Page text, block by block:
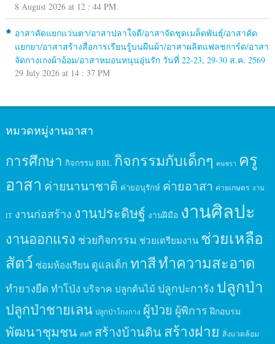
8 August 2026 at 12 : 44 PM
อาสาคัดแยกแว่นตา/อาสาปลาใจดี/อาสาจัดชุดเมล็ดพันธุ์/อาสาคัด
แยกยา/อาสาสร้างสื่อการเรียนรู้บนผืนผ้า/อาสาผลิตแฟลชการ์ด/อาสา
จัดกางเกงผ้าอ้อม/อาสาหมอนหนุนอุ่นรัก วันที่ 22-23, 29-30 ส.ค. 2569
29 July 2026 at 14 : 37 PM
หมวดหมู่งานอาสา
การศึกษา กิจกรรม BBL กิจกรรมกับเด็กๆ คนชรา ครู
อาสา ค่ายนานาชาติ ค่ายอนุรักษ์ ค่ายอาสา ค่ายเกษตร งาน
IT งานก่อสร้าง งานประดิษฐ์ งานฝีมือ งานศิลปะ
งานออกแรง ช่วยกิจกรรม ช่วยเตรียมงาน ช่วยเหลือ
สัตว์ ซ่อมห้องเรียน ดูแลเด็ก ทาสีทำความสะอาด
ทำยางยืด ทำโป่ง บริจาค ปลูกต้นไม้ ปลูกปะการัง ปลูกป่า
ปลูกป่าชายเลน ปลูกป่าโกงกาง ผู้ป่วย ผู้พิการ ฝึกอบรม
พัฒนาชุมชน สตรี สร้างบ้านดินสร้างฝาย สิ่งแวดล้อม